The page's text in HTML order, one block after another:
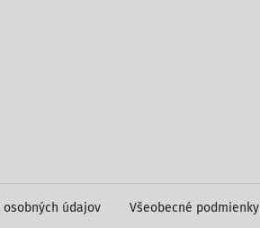
údajov Všeobecné podmienky